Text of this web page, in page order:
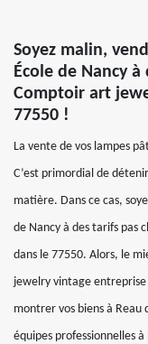
Soyez malin,
École de Nancy
Comptoir art
77550 !
La vente de vos lampes
C’est primordial de
matière. Dans ce cas,
de Nancy à des tarifs pas
dans le 77550. Alors, le
jewelry vintage
montrer vos biens à Reau
équipes professionnelles